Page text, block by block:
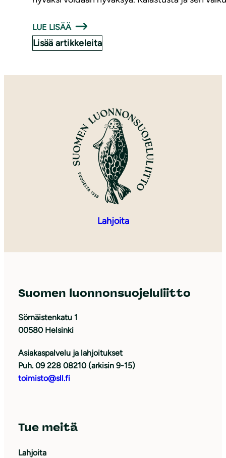
LUE LISÄÄ
Lisää artikkeleita
Lahjoita
Suomen luonnonsuojeluliitto
Sörnäistenkatu 1
00580 Helsinki
Asiakaspalvelu ja lahjoitukset
Puh. 09 228 08210 (arkisin 9-15)
toimisto@sll.fi
Tue meitä
Lahjoita